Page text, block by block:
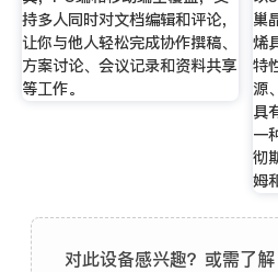
持多人同时对文档编辑和评论，
让你与他人轻松完成协作撰稿、
方案讨论、会议记录和资料共享
等工作。
巢
烯
特
源
具
一
彻
姆
对此设备感兴趣？或需了